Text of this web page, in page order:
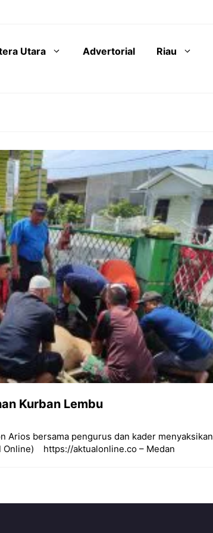
Utara Advertorial Riau
Kurban Lembu
Arios bersama pengurus dan kader menyaksikan
‎https://aktualonline.co – Medan